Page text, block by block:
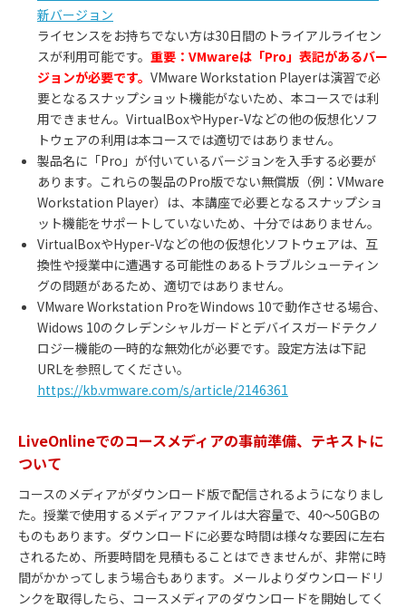
新バージョン
ライセンスをお持ちでない方は30日間のトライアルライセン
スが利用可能です。 重要：VMwareは「Pro」表記があるバー
ジョンが必要です。 VMware Workstation Playerは演習で必
要となるスナップショット機能がないため、本コースでは利
用できません。VirtualBoxやHyper-Vなどの他の仮想化ソフ
トウェアの利用は本コースでは適切ではありません。
製品名に「Pro 」が付いているバージョンを入手する必要が
あります。これらの製品のPro版でない無償版（例： VMware
Workstation Player）は、本講座で必要となるスナップショ
ット機能をサポートしていないため、十分ではありません。
VirtualBoxやHyper-Vなどの他の仮想化ソフトウェアは、互
換性や授業中に遭遇する可能性のあるトラブルシューティン
グの問題があるため、適切ではありません。
VMware Workstation ProをWindows 10で動作させる場合、
Widows 10のクレデンシャルガードとデバイスガードテクノ
ロジー機能の一時的な無効化が必要です。設定方法は下記
URLを参照してください。
https://kb.vmware.com/s/article/2146361
LiveOnlineでのコースメディアの事前準備、テキストに
ついて
コースのメディアがダウンロード版で配信されるようになりまし
た。授業で使用するメディアファイルは大容量で、40～50GBの
ものもあります。ダウンロードに必要な時間は様々な要因に左右
されるため、所要時間を見積もることはできませんが、非常に時
間がかかってしまう場合もあります。メールよりダウンロードリ
ンクを取得したら、コースメディアのダウンロードを開始してく